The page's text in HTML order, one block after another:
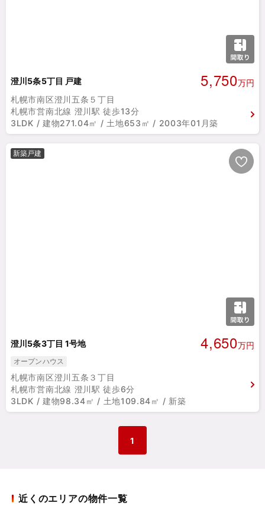
澄川5条5丁目 戸建 5,750万円
札幌市南区澄川五条５丁目
札幌市営南北線 澄川駅 徒歩13分
3LDK / 建物271.04㎡ / 土地653㎡ / 2003年01月築
新築戸建
澄川5条3丁目 1号地 4,650万円
オープンハウス
札幌市南区澄川五条３丁目
札幌市営南北線 澄川駅 徒歩6分
3LDK / 建物98.34㎡ / 土地109.84㎡ / 新築
1
近くのエリアの物件一覧